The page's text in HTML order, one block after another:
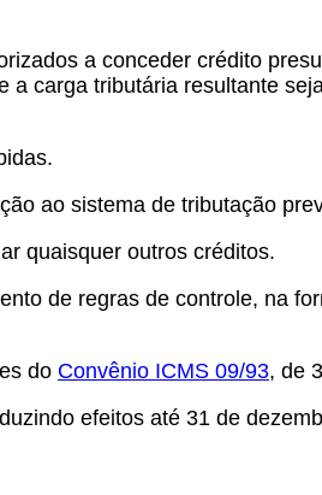
a conceder crédito
carga tributária resultante
ao sistema de tributação
quaisquer outros créditos.
de regras de controle, na
do Convênio ICMS 09/93, de
efeitos até 31 de